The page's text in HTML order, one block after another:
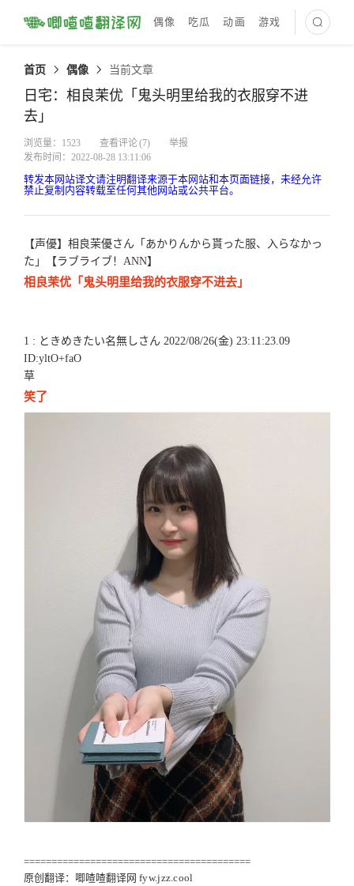
偶像 吃瓜 动画 游戏 最新译文
首页 偶像 当前文章
日宅：相良茉优「鬼头明里给我的衣服穿不进
去」
浏览量：1523 查看评论(7)
举报
发布时间：2022-08-28 13:11:06
转发本网站译文请注明翻译来源于本网站和本页面链接，未经允许
禁止复制内容转载至任何其他网站或公共平台。
【声優】相良茉優さん「あかりんから貰った服、入らなかっ
た」【ラブライブ！ANN】
相良茉优「鬼头明里给我的衣服穿不进去」
1 : ときめきたい名無しさん 2022/08/26(金) 23:11:23.09
ID:yltO+faO
草
笑了
=========================================
原创翻译：唧喳喳翻译网 fyw.jzz.cool